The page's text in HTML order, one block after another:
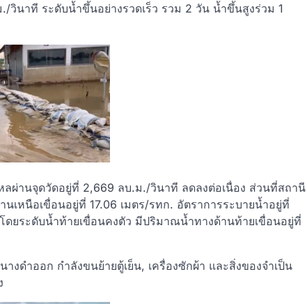
วินาที ระดับน้ำขึ้นอย่างรวดเร็ว รวม 2 วัน น้ำขึ้นสูงร่วม 1
ผ่านจุดวัดอยู่ที่ 2,669 ลบ.ม./วินาที ลดลงต่อเนื่อง ส่วนที่สถานี
เหนือเขื่อนอยู่ที่ 17.06 เมตร/รทก. อัตราการระบายน้ำอยู่ที่
ยระดับน้ำท้ายเขื่อนคงตัว มีปริมาณน้ำทางด้านท้ายเขื่อนอยู่ที่
ดำออก กำลังขนย้ายตู้เย็น, เครื่องซักผ้า และสิ่งของจำเป็น